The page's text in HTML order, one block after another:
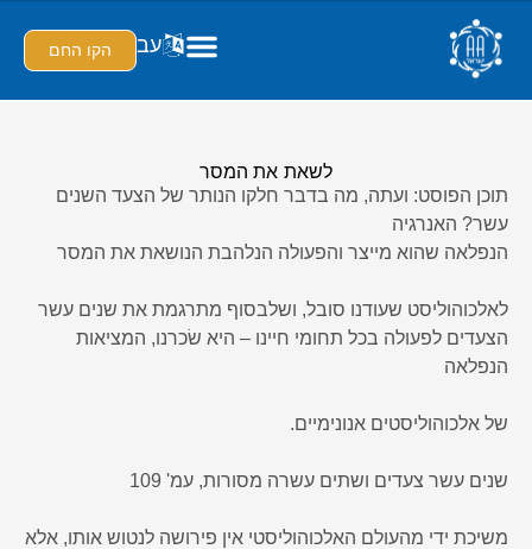
הקו החם עב
לשאת את המסר
תוכן הפוסט: ועתה, מה בדבר חלקו הנותר של הצעד השנים
עשר? האנרגיה
הנפלאה שהוא מייצר והפעולה הנלהבת הנושאת את המסר
לאלכוהוליסט שעודנו סובל, ושלבסוף מתרגמת את שנים עשר
הצעדים לפעולה בכל תחומי חיינו – היא שׂכרנו, המציאות
הנפלאה
של אלכוהוליסטים אנונימיים.
שנים עשר צעדים ושתים עשרה מסורות, עמ' 109
משיכת ידי מהעולם האלכוהוליסטי אין פירושה לנטוש אותו, אלא